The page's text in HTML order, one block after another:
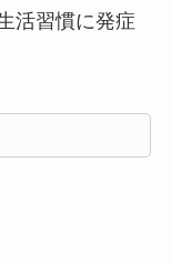
活習慣に発症